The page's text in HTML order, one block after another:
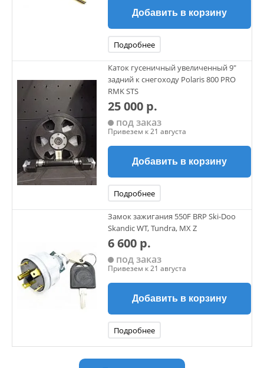
Добавить в корзину
Подробнее
Каток гусеничный увеличенный 9"
задний к снегоходу Polaris 800 PRO
RMK STS
25 000 р.
под заказ
Привезем к 21 августа
Добавить в корзину
Подробнее
Замок зажигания 550F BRP Ski-Doo
Skandic WT, Tundra, MX Z
6 600 р.
под заказ
Привезем к 21 августа
Добавить в корзину
Подробнее